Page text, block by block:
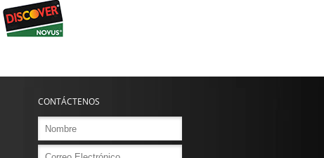
CONTÁCTENOS